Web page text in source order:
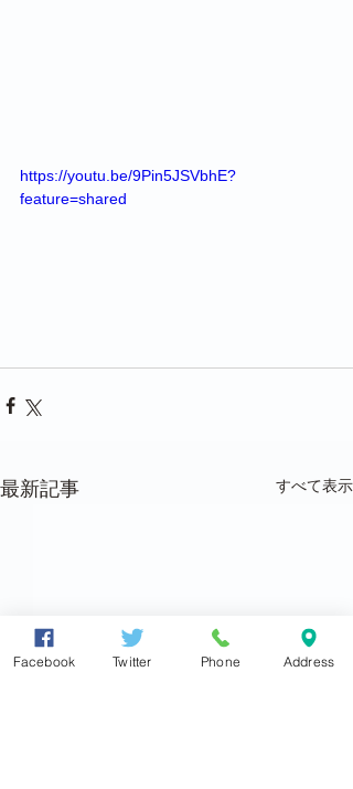
https://youtu.be/9Pin5JSVbhE?
feature=shared
最新記事 すべて表示
Facebook Twitter Phone Address